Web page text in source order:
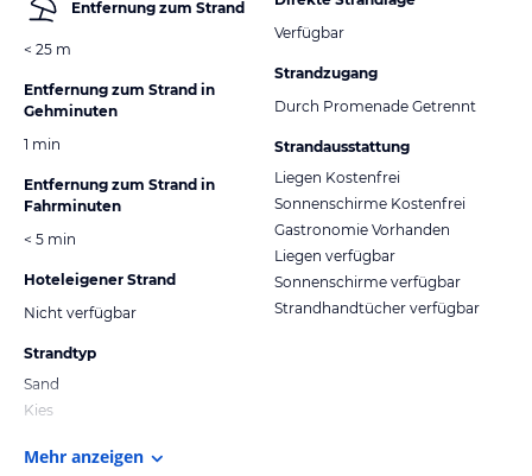
Entfernung zum Strand
< 25 m
Entfernung zum Strand in
Gehminuten
1 min
Entfernung zum Strand in
Fahrminuten
< 5 min
Hoteleigener Strand
Nicht verfügbar
Strandtyp
Sand
Kies
Verfügbar
Strandzugang
Durch Promenade Getrennt
Strandausstattung
Liegen Kostenfrei
Sonnenschirme Kostenfrei
Gastronomie Vorhanden
Liegen verfügbar
Sonnenschirme verfügbar
Strandhandtücher verfügbar
Mehr anzeigen